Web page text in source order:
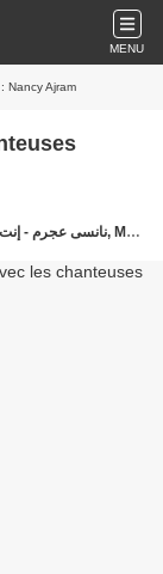
MENU
Nancy Ajram
Gri-Gri International,Nancy Ajram - Enta Eih / نانسى عجرم - إنت إيه, Ma solange Oussou